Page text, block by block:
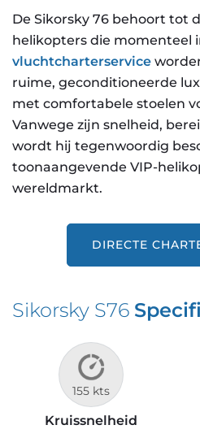
De Sikorsky 76 behoort tot
helikopters die momenteel
vluchtcharterservice
ruime, geconditioneerde
met comfortabele stoelen
Vanwege zijn snelheid,
wordt hij tegenwoordig
toonaangevende VIP-
wereldmarkt.
DIRECTE
Sikorsky S76
155 kts
Kruissnelheid